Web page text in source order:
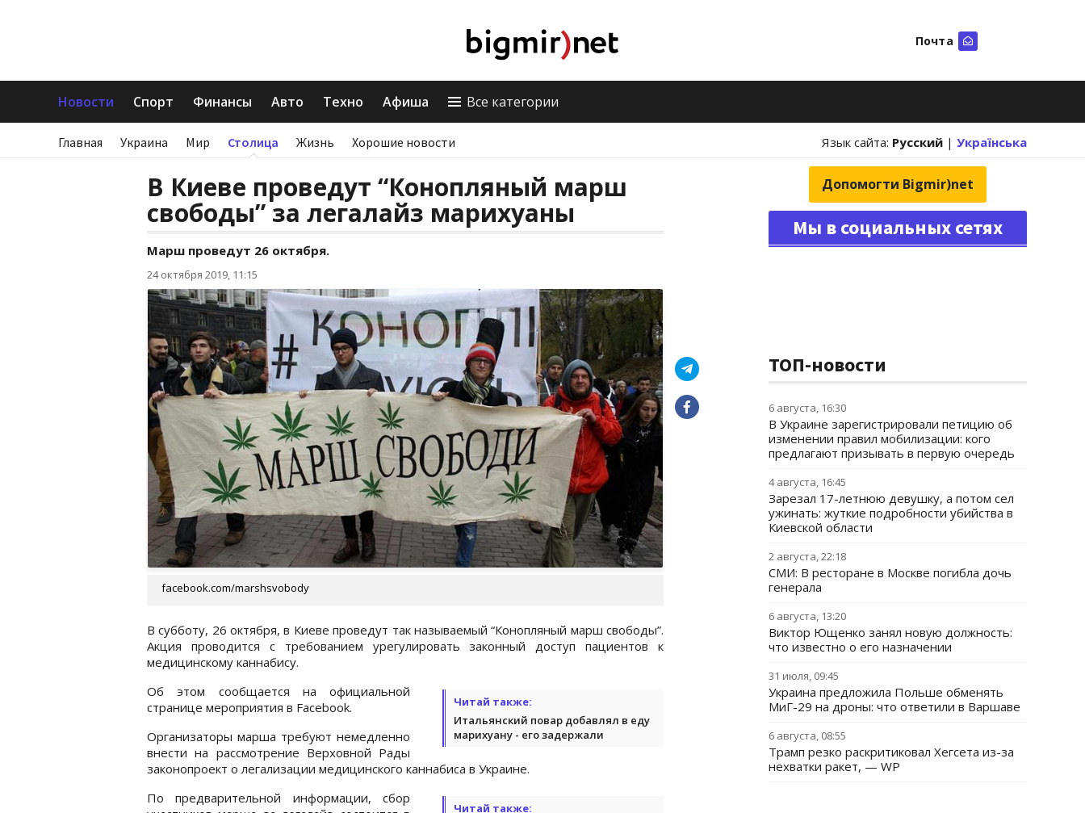
Почта
Новости Спорт Финансы Авто Техно Афиша Все категории
Главная Украина Мир Столица Жизнь Хорошие новости Язык сайта: Русский | Українська
В Киеве проведут “Конопляный марш
свободы” за легалайз марихуаны
Марш проведут 26 октября.
24 октября 2019, 11:15
facebook.com/marshsvobody
В субботу, 26 октября, в Киеве проведут так называемый “Конопляный марш свободы”.
Акция проводится с требованием урегулировать законный доступ пациентов к
медицинскому каннабису.
Читай также:
Итальянский повар добавлял в еду
марихуану - его задержали
Об этом сообщается на официальной
странице мероприятия в Facebook.
Организаторы марша требуют немедленно
внести на рассмотрение Верховной Рады
законопроект о легализации медицинского каннабиса в Украине.
Читай также:
По предварительной информации, сбор
Допомогти Bigmir)net
Мы в социальных сетях
ТОП-новости
6 августа, 16:30
В Украине зарегистрировали петицию об
изменении правил мобилизации: кого
предлагают призывать в первую очередь
4 августа, 16:45
Зарезал 17-летнюю девушку, а потом сел
ужинать: жуткие подробности убийства в
Киевской области
2 августа, 22:18
СМИ: В ресторане в Москве погибла дочь
генерала
6 августа, 13:20
Виктор Ющенко занял новую должность:
что известно о его назначении
31 июля, 09:45
Украина предложила Польше обменять
МиГ-29 на дроны: что ответили в Варшаве
6 августа, 08:55
Трамп резко раскритиковал Хегсета из-за
нехватки ракет, — WP